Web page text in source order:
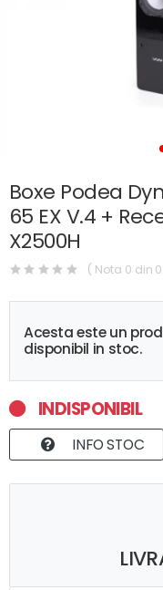
Boxe Podea
65 EX V.4 +
X2500H
( Nota 0 din
Acesta este un
disponibil in stoc.
INDISPONIBIL
INFO STOC